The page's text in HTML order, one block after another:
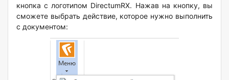
кнопка с логотипом DirectumRX. Нажав на кнопку, вы
сможете выбрать действие, которое нужно выполнить
с документом: